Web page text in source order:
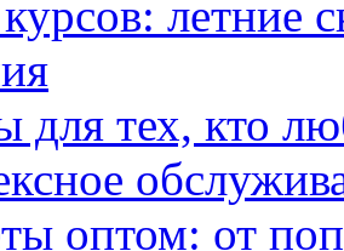
летние
для тех, кто
оптом: от